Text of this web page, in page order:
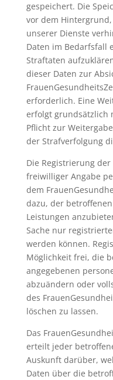
gespeichert. Die
vor dem
unserer Dienste
Daten im Bedarfsfall
Straftaten
dieser Daten zur
erforderlich. Eine
erfolgt grundsätzlich
Pflicht zur
der Strafverfolgung
Die Registrierung
freiwilliger Angabe
dem
dazu, der
Leistungen
Sache nur
werden können.
Möglichkeit frei, die
angegebenen
abzuändern oder
des
löschen zu lassen.
Das
erteilt jeder
Auskunft darüber,
Daten über die